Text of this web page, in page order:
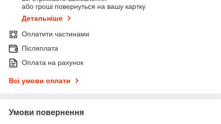
або гроші повернуться на вашу картку
Детальніше
Оплатити частинами
Післяплата
Оплата на рахунок
Всі умови оплати
Умови повернення